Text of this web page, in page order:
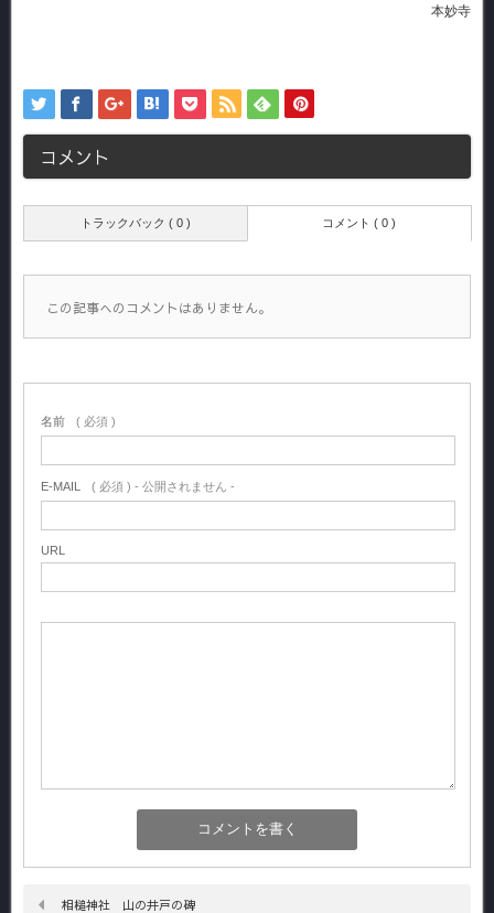
本妙寺
コメント
トラックバック ( 0 ) コメント ( 0 )
この記事へのコメントはありません。
名前 ( 必須 )
E-MAIL ( 必須 ) - 公開されません -
URL
相槌神社 山の井戸の碑